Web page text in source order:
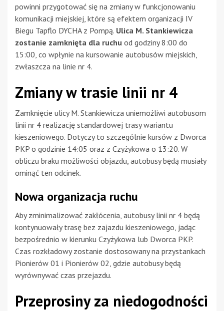
powinni przygotować się na zmiany w funkcjonowaniu
komunikacji miejskiej, które są efektem organizacji IV
Biegu Tapflo DYCHA z Pompą. Ulica M. Stankiewicza
zostanie zamknięta dla ruchu od godziny 8:00 do
15:00, co wpłynie na kursowanie autobusów miejskich,
zwłaszcza na linie nr 4.
Zmiany w trasie linii nr 4
Zamknięcie ulicy M. Stankiewicza uniemożliwi autobusom
linii nr 4 realizację standardowej trasy wariantu
kieszeniowego. Dotyczy to szczególnie kursów z Dworca
PKP o godzinie 14:05 oraz z Czyżykowa o 13:20. W
obliczu braku możliwości objazdu, autobusy będą musiały
ominąć ten odcinek.
Nowa organizacja ruchu
Aby zminimalizować zakłócenia, autobusy linii nr 4 będą
kontynuowały trasę bez zajazdu kieszeniowego, jadąc
bezpośrednio w kierunku Czyżykowa lub Dworca PKP.
Czas rozkładowy zostanie dostosowany na przystankach
Pionierów 01 i Pionierów 02, gdzie autobusy będą
wyrównywać czas przejazdu.
Przeprosiny za niedogodności